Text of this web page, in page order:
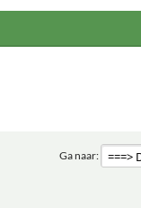
Ga naar